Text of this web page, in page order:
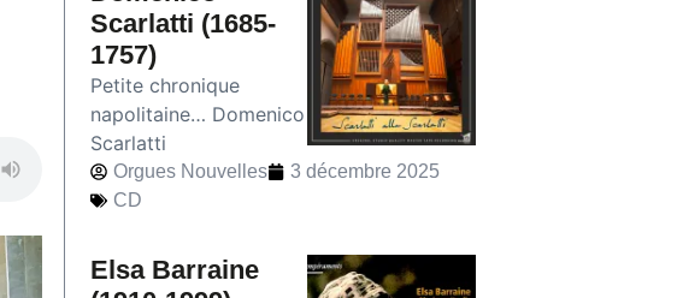
Scarlatti (1685-
1757)
Petite chronique
napolitaine… Domenico
Scarlatti
Orgues Nouvelles
3 décembre 2025
CD
Elsa Barraine